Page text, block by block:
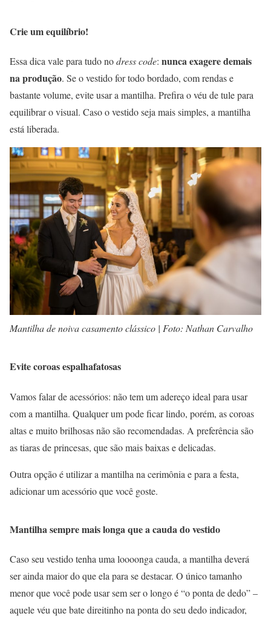
Crie um equilíbrio!
Essa dica vale para tudo nodress code: nunca exagere demais
na produção. Se o vestido for todo bordado, com rendas e
bastante volume, evite usar a mantilha. Prefira o véu de tule para
equilibrar o visual. Caso o vestido seja mais simples, a mantilha
está liberada.
Mantilha de noiva casamento clássico | Foto: Nathan Carvalho
Evite coroas espalhafatosas
Vamos falar de acessórios: não tem um adereço ideal para usar
com a mantilha. Qualquer um pode ficar lindo, porém, as coroas
altas e muito brilhosas não são recomendadas. A preferência são
as tiaras de princesas, que são mais baixas e delicadas.
Outra opção é utilizar a mantilha na cerimônia e para a festa,
adicionar um acessório que você goste.
Mantilha sempre mais longa que a cauda do vestido
Caso seu vestido tenha uma loooonga cauda, a mantilha deverá
ser ainda maior do que ela para se destacar. O único tamanho
menor que você pode usar sem ser o longo é “o ponta de dedo” –
aquele véu que bate direitinho na ponta do seu dedo indicador,